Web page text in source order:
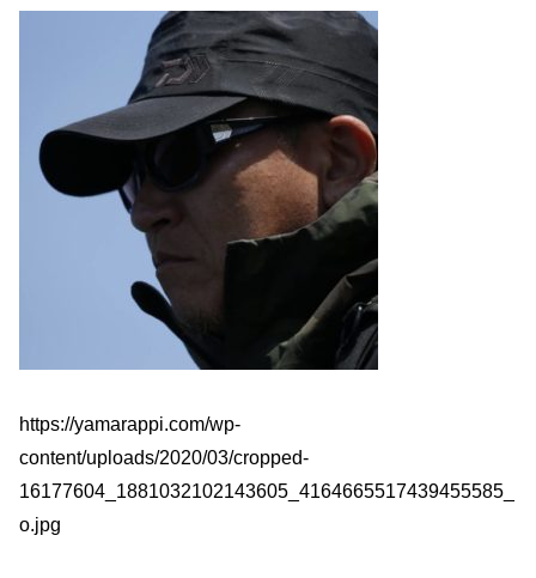
https://yamarappi.com/wp-
content/uploads/2020/03/cropped-
16177604_1881032102143605_4164665517439455585_
o.jpg